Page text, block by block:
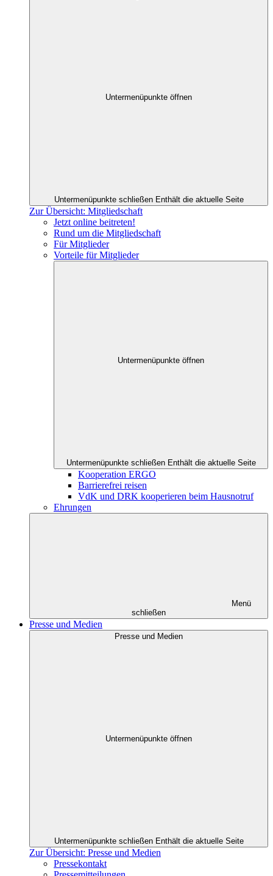
Untermenüpunkte öffnen
Untermenüpunkte schließen Enthält die aktuelle Seite
Zur Übersicht: Mitgliedschaft
Jetzt online beitreten!
Rund um die Mitgliedschaft
Für Mitglieder
Vorteile für Mitglieder
Untermenüpunkte öffnen
Untermenüpunkte schließen Enthält die aktuelle Seite
Kooperation ERGO
Barrierefrei reisen
VdK und DRK kooperieren beim Hausnotruf
Ehrungen
Menü
schließen
Presse und Medien
Presse und Medien
Untermenüpunkte öffnen
Untermenüpunkte schließen Enthält die aktuelle Seite
Zur Übersicht: Presse und Medien
Pressekontakt